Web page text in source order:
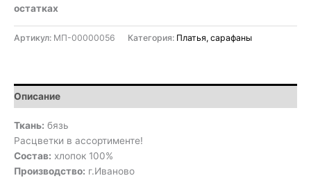
остатках
Артикул: МП-00000056 Категория: Платья, сарафаны
Описание
Ткань: бязь
Расцветки в ассортименте!
Состав: хлопок 100%
Производство: г.Иваново